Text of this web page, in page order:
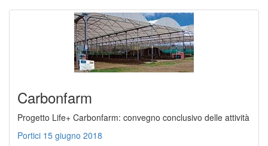
Carbonfarm
Progetto Life+ Carbonfarm: convegno conclusivo delle attività
Portici 15 giugno 2018